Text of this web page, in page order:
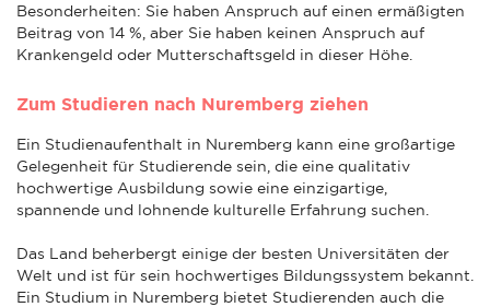
Besonderheiten: Sie haben Anspruch auf einen ermäßigten
Beitrag von 14 %, aber Sie haben keinen Anspruch auf
Krankengeld oder Mutterschaftsgeld in dieser Höhe.
Zum Studieren nach Nuremberg ziehen
Ein Studienaufenthalt in Nuremberg kann eine großartige
Gelegenheit für Studierende sein, die eine qualitativ
hochwertige Ausbildung sowie eine einzigartige,
spannende und lohnende kulturelle Erfahrung suchen.
Das Land beherbergt einige der besten Universitäten der
Welt und ist für sein hochwertiges Bildungssystem bekannt.
Ein Studium in Nuremberg bietet Studierenden auch die